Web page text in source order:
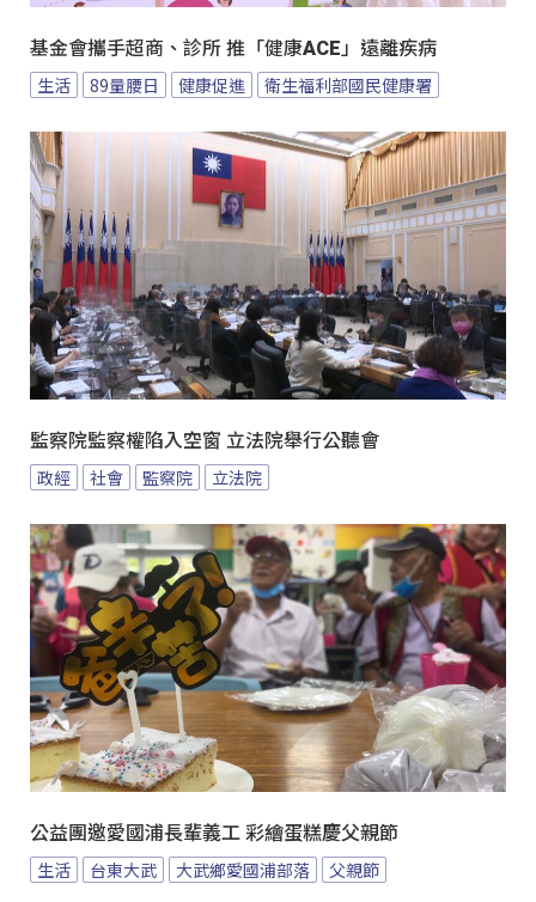
基金會攜手超商、診所 推「健康ACE」遠離疾病
生活 89量腰日 健康促進 衛生福利部國民健康署
監察院監察權陷入空窗 立法院舉行公聽會
政經 社會 監察院 立法院
公益團邀愛國浦長輩義工 彩繪蛋糕慶父親節
生活 台東大武 大武鄉愛國浦部落 父親節